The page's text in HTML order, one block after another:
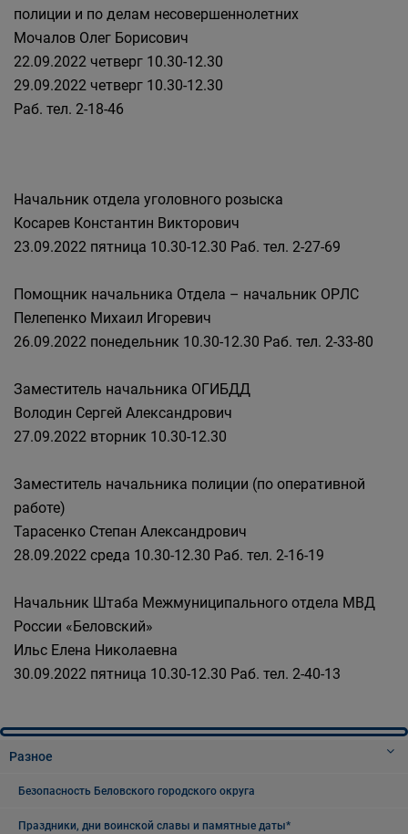
полиции и по делам несовершеннолетних
Мочалов Олег Борисович
22.09.2022 четверг 10.30-12.30
29.09.2022 четверг 10.30-12.30
Раб. тел. 2-18-46
Начальник отдела уголовного розыска
Косарев Константин Викторович
23.09.2022 пятница 10.30-12.30 Раб. тел. 2-27-69
Помощник начальника Отдела – начальник ОРЛС
Пелепенко Михаил Игоревич
26.09.2022 понедельник 10.30-12.30 Раб. тел. 2-33-80
Заместитель начальника ОГИБДД
Володин Сергей Александрович
27.09.2022 вторник 10.30-12.30
Заместитель начальника полиции (по оперативной
работе)
Тарасенко Степан Александрович
28.09.2022 среда 10.30-12.30 Раб. тел. 2-16-19
Начальник Штаба Межмуниципального отдела МВД
России «Беловский»
Ильс Елена Николаевна
30.09.2022 пятница 10.30-12.30 Раб. тел. 2-40-13
Разное
Безопасность Беловского городского округа
Праздники, дни воинской славы и памятные даты*